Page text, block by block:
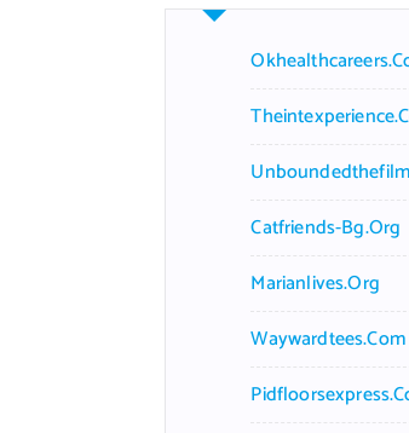
Catfriends-Bg.org
Marianlives.org
Waywardtees.com